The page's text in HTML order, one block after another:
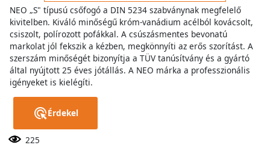
NEO „S" típusú csőfogó a DIN 5234 szabványnak megfelelő
kivitelben. Kiváló minőségű króm-vanádium acélból kovácsolt,
csiszolt, polírozott pofákkal. A csúszásmentes bevonatú
markolat jól fekszik a kézben, megkönnyíti az erős szorítást. A
szerszám minőségét bizonyítja a TÜV tanúsítvány és a gyártó
által nyújtott 25 éves jótállás. A NEO márka a professzionális
igényeket is kielégíti.
Érdekel
225